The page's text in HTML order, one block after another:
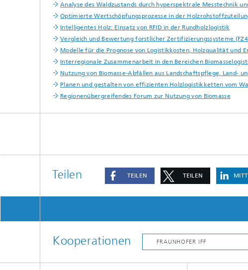
Analyse des Waldzustands durch hyperspektrale Messtechnik
Optimierte Wertschöpfungsprozesse in der
Intelligentes Holz: Einsatz von RFID in der Rundholzlogistik
Vergleich und Bewertung forstlicher Zertifizierungssysteme
Modelle für die Prognose von Logistikkosten, Holzqualität und
Interregionale Zusammenarbeit in den Bereichen
Nutzung von Biomasse-Abfällen aus Landschaftspflege, Land-
Planen und gestalten von effizienten Holzlogistikketten vom
Regionenübergreifendes Forum zur Nutzung von Biomasse
Teilen TEILEN TEILEN
Kooperationen